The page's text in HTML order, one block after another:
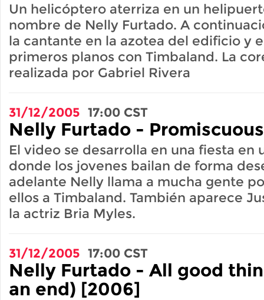
Un helicóptero aterriza en un
nombre de Nelly Furtado. A
la cantante en la azotea del edificio y
primeros planos con Timbaland. La
realizada por Gabriel Rivera
31/12/2005 17:00 CST
Nelly Furtado -
El video se desarrolla en una fiesta en
donde los jovenes bailan de forma
adelante Nelly llama a mucha gente
ellos a Timbaland. También aparece
la actriz Bria Myles.
31/12/2005 17:00 CST
Nelly Furtado - All good
an end) [2006]